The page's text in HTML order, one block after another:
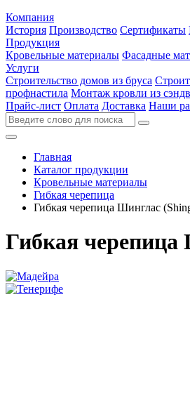
Компания
История Производство Сертификаты
Продукция
Кровельные материалы Фасадные
Услуги
Строительство домов из бруса
профнастила Монтаж кровли из
Прайс-лист Оплата Доставка Наши
Главная
Каталог продукции
Кровельные материалы
Гибкая черепица
Гибкая черепица Шинглас
Гибкая